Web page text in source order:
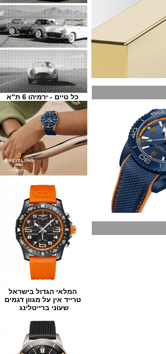
כל טיים - ירמיהו 6 ת"א
המלאי הגדול בישראל
טרייד אין על מגוון דגמים
שעוני ברייטלינג